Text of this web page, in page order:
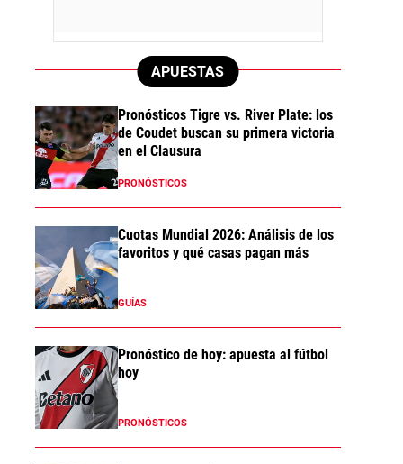
APUESTAS
Pronósticos Tigre vs. River Plate: los
de Coudet buscan su primera victoria
en el Clausura
PRONÓSTICOS
Cuotas Mundial 2026: Análisis de los
favoritos y qué casas pagan más
GUÍAS
Pronóstico de hoy: apuesta al fútbol
hoy
PRONÓSTICOS